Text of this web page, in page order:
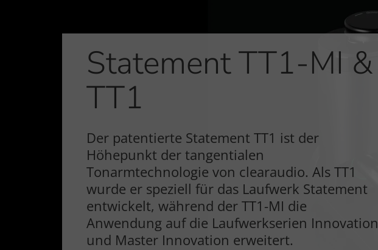
Statement TT1-MI &
TT1
Der patentierte Statement TT1 ist der
Höhepunkt der tangentialen
Tonarmtechnologie von clearaudio. Als TT1
wurde er speziell für das Laufwerk Statement
entwickelt, während der TT1-MI die
Anwendung auf die Laufwerkserien Innovation
und Master Innovation erweitert.